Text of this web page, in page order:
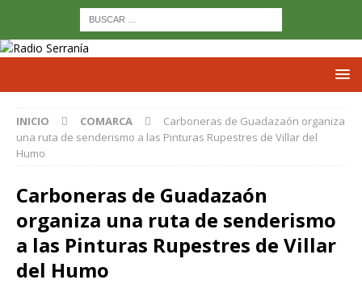
INICIO COMARCA
Carboneras de Guadazaón organiza
una ruta de senderismo a las Pinturas Rupestres de Villar del
Humo
Carboneras de Guadazaón
organiza una ruta de senderismo
a las Pinturas Rupestres de Villar
del Humo